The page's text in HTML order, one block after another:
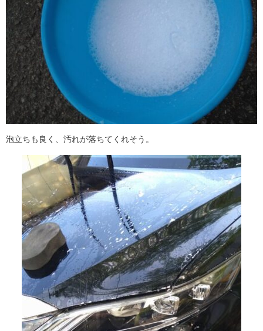
泡立ちも良く、汚れが落ちてくれそう。